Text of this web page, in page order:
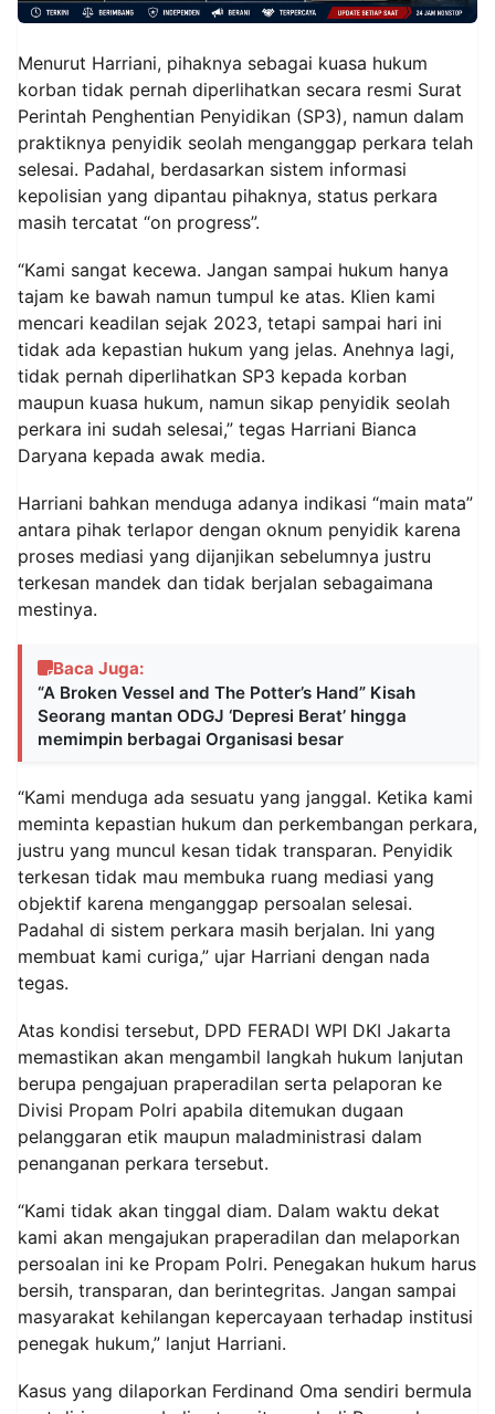
Menurut Harriani, pihaknya sebagai kuasa hukum
korban tidak pernah diperlihatkan secara resmi Surat
Perintah Penghentian Penyidikan (SP3), namun dalam
praktiknya penyidik seolah menganggap perkara telah
selesai. Padahal, berdasarkan sistem informasi
kepolisian yang dipantau pihaknya, status perkara
masih tercatat “on progress”.
“Kami sangat kecewa. Jangan sampai hukum hanya
tajam ke bawah namun tumpul ke atas. Klien kami
mencari keadilan sejak 2023, tetapi sampai hari ini
tidak ada kepastian hukum yang jelas. Anehnya lagi,
tidak pernah diperlihatkan SP3 kepada korban
maupun kuasa hukum, namun sikap penyidik seolah
perkara ini sudah selesai,” tegas Harriani Bianca
Daryana kepada awak media.
Harriani bahkan menduga adanya indikasi “main mata”
antara pihak terlapor dengan oknum penyidik karena
proses mediasi yang dijanjikan sebelumnya justru
terkesan mandek dan tidak berjalan sebagaimana
mestinya.
Baca Juga:
“A Broken Vessel and The Potter’s Hand” Kisah
Seorang mantan ODGJ ‘Depresi Berat’ hingga
memimpin berbagai Organisasi besar
“Kami menduga ada sesuatu yang janggal. Ketika kami
meminta kepastian hukum dan perkembangan perkara,
justru yang muncul kesan tidak transparan. Penyidik
terkesan tidak mau membuka ruang mediasi yang
objektif karena menganggap persoalan selesai.
Padahal di sistem perkara masih berjalan. Ini yang
membuat kami curiga,” ujar Harriani dengan nada
tegas.
Atas kondisi tersebut, DPD FERADI WPI DKI Jakarta
memastikan akan mengambil langkah hukum lanjutan
berupa pengajuan praperadilan serta pelaporan ke
Divisi Propam Polri apabila ditemukan dugaan
pelanggaran etik maupun maladministrasi dalam
penanganan perkara tersebut.
“Kami tidak akan tinggal diam. Dalam waktu dekat
kami akan mengajukan praperadilan dan melaporkan
persoalan ini ke Propam Polri. Penegakan hukum harus
bersih, transparan, dan berintegritas. Jangan sampai
masyarakat kehilangan kepercayaan terhadap institusi
penegak hukum,” lanjut Harriani.
Kasus yang dilaporkan Ferdinand Oma sendiri bermula